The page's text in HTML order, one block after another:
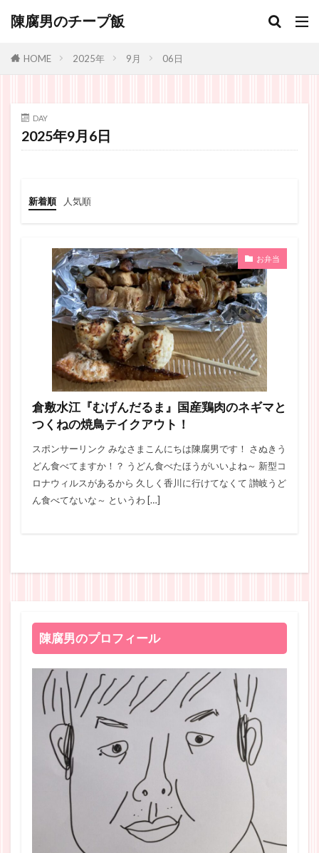
陳腐男のチープ飯
HOME 2025年 9月 06日
DAY
2025年9月6日
新着順 人気順
お弁当
倉敷水江『むげんだるま』国産鶏肉のネギマと
つくねの焼鳥テイクアウト！
スポンサーリンク みなさまこんにちは陳腐男です！ さぬきう
どん食べてますか！？ うどん食べたほうがいいよね～ 新型コ
ロナウィルスがあるから 久しく香川に行けてなくて 讃岐うど
ん食べてないな～ というわ […]
陳腐男のプロフィール